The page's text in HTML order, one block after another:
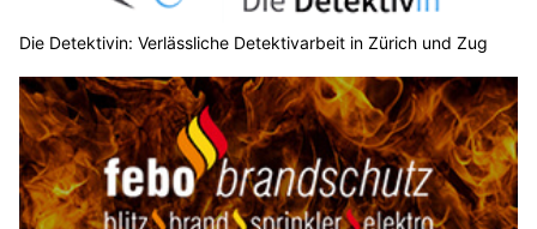
Die Detektivin: Verlässliche Detektivarbeit in Zürich und Zug